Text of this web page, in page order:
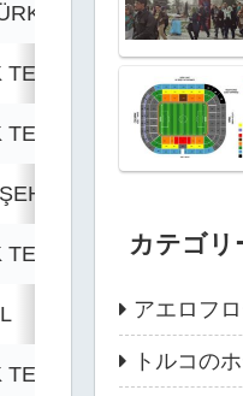
OLİMPİYAT
TELEKOM ARENA
TELEKOM ARENA
ATATÜRK
TELEKOM ARENA
TELEKOM ARENA
カテゴリ
アエロフ
トルコの